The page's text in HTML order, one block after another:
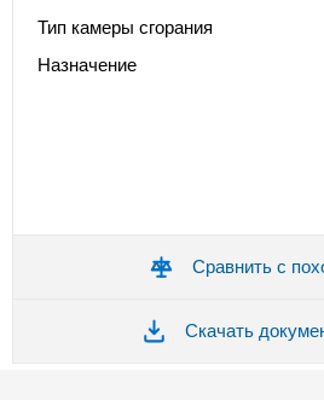
Тип камеры сгорания
Назначение
Сравнить с
Скачать